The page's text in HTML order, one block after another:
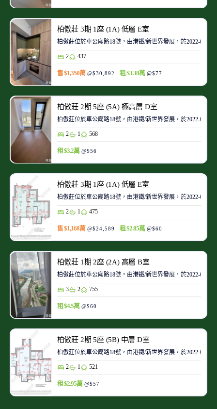
柏傲莊 3期 1座 (1A) 低層 E室
柏傲莊位於車公廟路18號，由港鐵/新世界發展，於2022-08
2 437
售 $1,350萬 @$30,892 租 $3.38萬 @$77
柏傲莊 2期 5座 (5A) 極高層 D室
柏傲莊位於車公廟路18號，由港鐵/新世界發展，於2022-08
2 1 568
租 $3.2萬 @$56
柏傲莊 3期 1座 (1A) 低層 E室
柏傲莊位於車公廟路18號，由港鐵/新世界發展，於2022-08
2 1 475
售 $1,168萬 @$24,589 租 $2.85萬 @$60
柏傲莊 1期 2座 (2A) 高層 B室
柏傲莊位於車公廟路18號，由港鐵/新世界發展，於2022-08
3 2 755
租 $4.5萬 @$60
柏傲莊 2期 5座 (5B) 中層 D室
柏傲莊位於車公廟路18號，由港鐵/新世界發展，於2022-08
2 1 521
租 $2.95萬 @$57